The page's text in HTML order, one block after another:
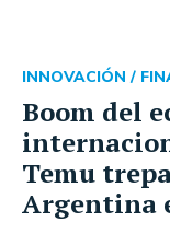
Boom del
Temu
Argentina
INNOVACIÓN /